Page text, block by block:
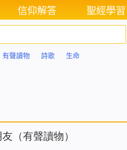
信仰解答 聖經學習
有聲讀物 詩歌 生命
（有聲讀物）